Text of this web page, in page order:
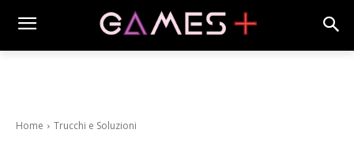
Home Trucchi e Soluzioni